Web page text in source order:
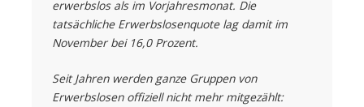
erwerbslos als im Vorjahresmonat. Die
tatsächliche Erwerbslosenquote lag damit im
November bei 16,0 Prozent.
Seit Jahren werden ganze Gruppen von
Erwerbslosen offiziell nicht mehr mitgezählt: